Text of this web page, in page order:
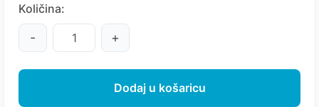
Količina:
- +
Dodaj u košaricu